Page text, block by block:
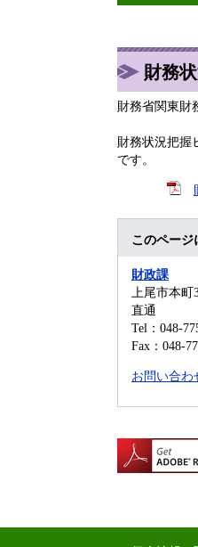
財務
財務省関東財
財務状況把握
です。
このページ
財政課
上尾市本
直通
Tel：048-
Fax：048-
お問い合わ